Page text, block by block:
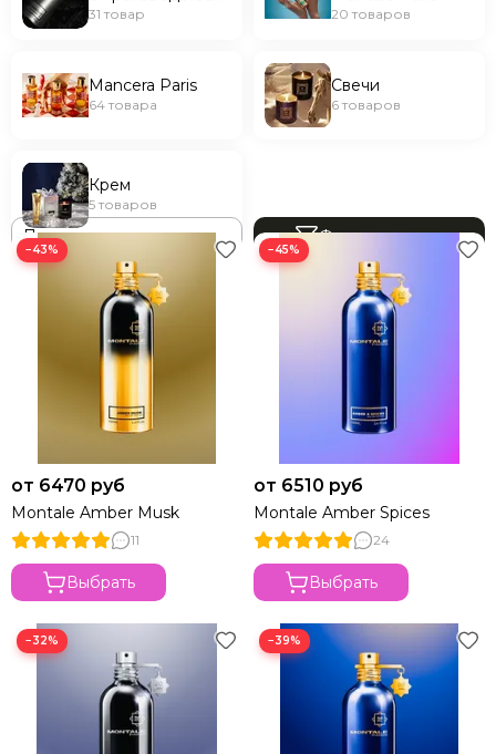
Montale Paris
31 товар 20 товаров
Mancera Paris
64 товара
Свечи
6 товаров
Крем
5 товаров
Фильтр товаров
−43%
от 6470 руб
Montale Amber Musk
11
Выбрать
−45%
от 6510 руб
Montale Amber Spices
24
Выбрать
−32% −39%